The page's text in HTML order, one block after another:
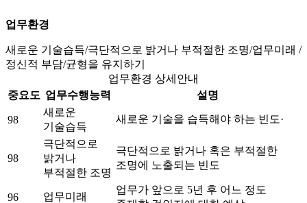
업무환경
새로운 기술습득/극단적으로 밝거나 부적절한 조명/업무미래 /
정신적 부담/균형을 유지하기
업무환경 상세안내
중요도 업무수행능력 설명
98
새로운
기술습득
새로운 기술을 습득해야 하는 빈도·
98
극단적으로
밝거나
부적절한 조명
극단적으로 밝거나 혹은 부적절한
조명에 노출되는 빈도
96 업무미래
업무가 앞으로 5년 후 어느 정도